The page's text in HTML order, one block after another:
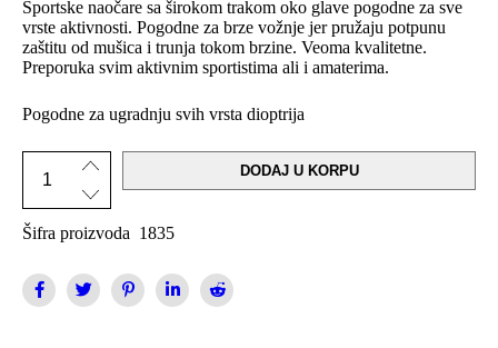
Sportske naočare sa širokom trakom oko glave pogodne za sve
vrste aktivnosti. Pogodne za brze vožnje jer pružaju potpunu
zaštitu od mušica i trunja tokom brzine. Veoma kvalitetne.
Preporuka svim aktivnim sportistima ali i amaterima.
Pogodne za ugradnju svih vrsta dioptrija
DODAJ U KORPU
Šifra proizvoda 1835